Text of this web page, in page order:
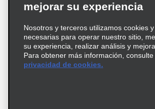
Términos de uso
Política de
Política de cookies
Información de Salud del
© 2026 Enterprise Holdings, Inc. Todos los
mejorar su experiencia
Nosotros y terceros utilizamos cookies
necesarias para operar nuestro sitio,
su experiencia, realizar análisis y
Para obtener más información,
privacidad de cookies.